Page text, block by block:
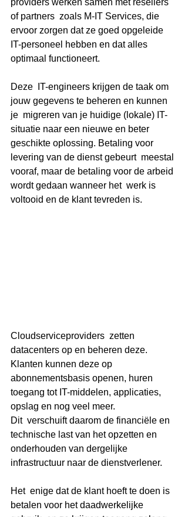
of partners  zoals M-IT Services, die
ervoor zorgen dat ze goed opgeleide
IT-personeel hebben en dat alles
optimaal functioneert.
Deze  IT-engineers krijgen de taak om
jouw gegevens te beheren en kunnen
je  migreren van je huidige (lokale) IT-
situatie naar een nieuwe en beter
geschikte oplossing. Betaling voor
levering van de dienst gebeurt  meestal
vooraf, maar de betaling voor de arbeid
wordt gedaan wanneer het  werk is
voltooid en de klant tevreden is.
Cloudserviceproviders  zetten
datacenters op en beheren deze.
Klanten kunnen deze op
abonnementsbasis openen, huren
toegang tot IT-middelen, applicaties,
opslag en nog veel meer.
Dit  verschuift daarom de financiële en
technische last van het opzetten en
onderhouden van dergelijke
infrastructuur naar de dienstverlener.
Het  enige dat de klant hoeft te doen is
betalen voor het daadwerkelijke